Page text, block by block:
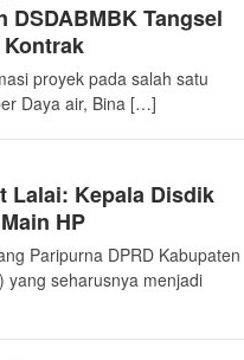
DSDABMBK Tangsel
proyek pada salah satu
Daya air, Bina […]
Lalai: Kepala Disdik
HP
Paripurna DPRD Kabupaten
yang seharusnya menjadi